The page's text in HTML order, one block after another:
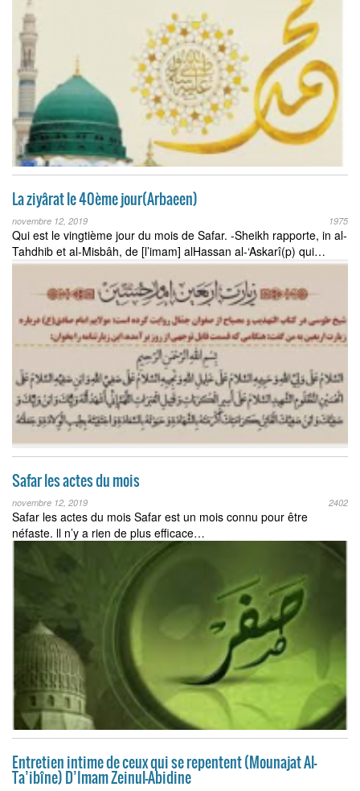
La ziyârat le 40ème jour(Arbaeen)
novembre 12, 2019 1975
Qui est le vingtième jour du mois de Safar. -Sheikh rapporte, in al-
Tahdhib et al-Misbâh, de [l’imam] alHassan al-‘Askarî(p) qui…
Safar les actes du mois
novembre 12, 2019 2402
Safar les actes du mois Safar est un mois connu pour être
néfaste. ll n’y a rien de plus efficace…
Entretien intime de ceux qui se repentent (Mounajat Al-
Ta’ibîne) D’Imam Zeinul-Abidine